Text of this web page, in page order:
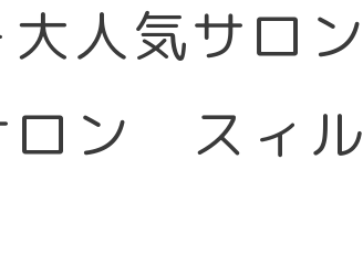
人気サロン
ロン スィル